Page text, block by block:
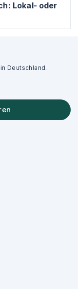
Lokal- oder
Deutschland.